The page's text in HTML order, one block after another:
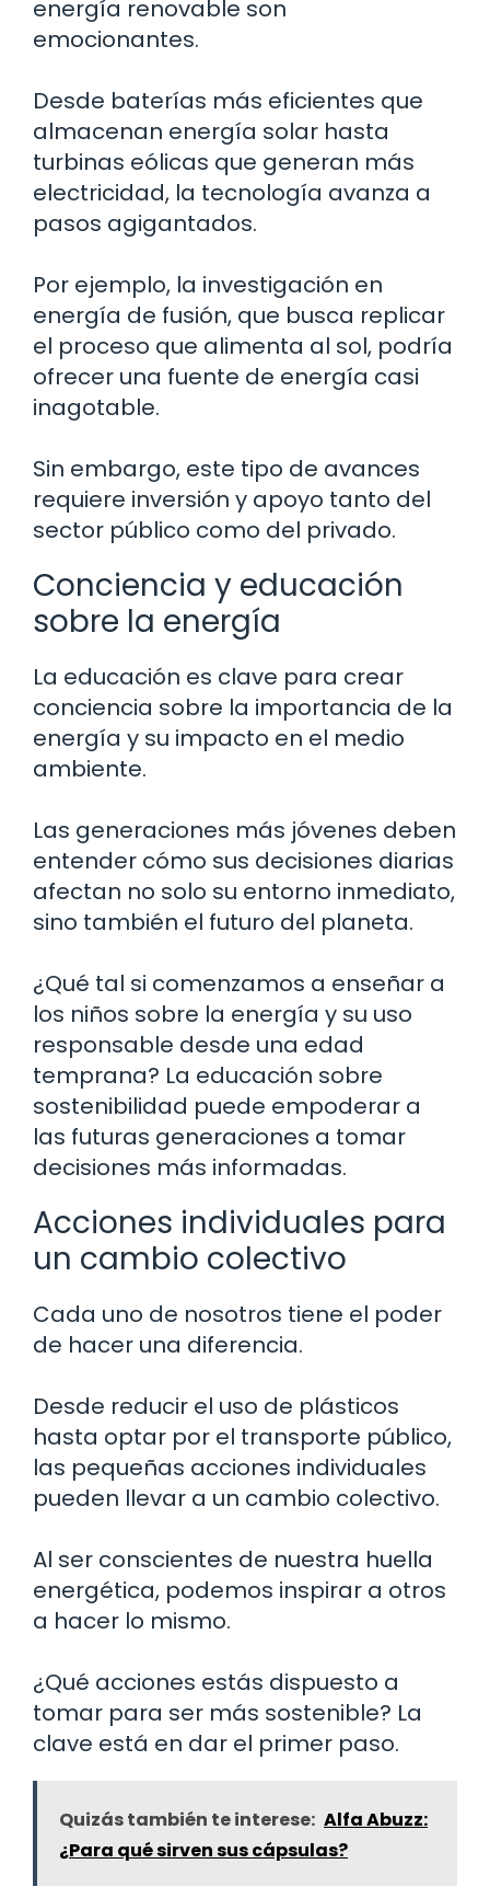
energía renovable son
emocionantes.
Desde baterías más eficientes que
almacenan energía solar hasta
turbinas eólicas que generan más
electricidad, la tecnología avanza a
pasos agigantados.
Por ejemplo, la investigación en
energía de fusión, que busca replicar
el proceso que alimenta al sol, podría
ofrecer una fuente de energía casi
inagotable.
Sin embargo, este tipo de avances
requiere inversión y apoyo tanto del
sector público como del privado.
Conciencia y educación
sobre la energía
La educación es clave para crear
conciencia sobre la importancia de la
energía y su impacto en el medio
ambiente.
Las generaciones más jóvenes deben
entender cómo sus decisiones diarias
afectan no solo su entorno inmediato,
sino también el futuro del planeta.
¿Qué tal si comenzamos a enseñar a
los niños sobre la energía y su uso
responsable desde una edad
temprana? La educación sobre
sostenibilidad puede empoderar a
las futuras generaciones a tomar
decisiones más informadas.
Acciones individuales para
un cambio colectivo
Cada uno de nosotros tiene el poder
de hacer una diferencia.
Desde reducir el uso de plásticos
hasta optar por el transporte público,
las pequeñas acciones individuales
pueden llevar a un cambio colectivo.
Al ser conscientes de nuestra huella
energética, podemos inspirar a otros
a hacer lo mismo.
¿Qué acciones estás dispuesto a
tomar para ser más sostenible? La
clave está en dar el primer paso.
Quizás también te interese: Alfa Abuzz:
¿Para qué sirven sus cápsulas?